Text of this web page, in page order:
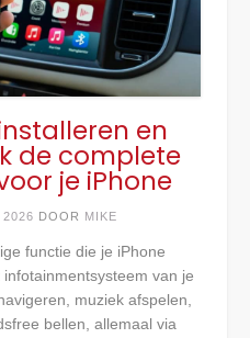
en
de complete
je iPhone
DOOR MIKE
functie die je iPhone
van je
muziek afspelen,
bellen, allemaal via